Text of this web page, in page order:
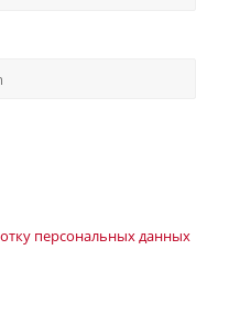
персональных данных